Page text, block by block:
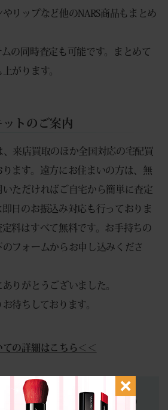
リップなど他のNARS商品もまとめ
の同時査定も可能です。まとめて
がります。
トのご案内
、来店買取のほか全国対応の宅配買
ます。遠方にお住まいの方は、無
ただければご自宅から簡単に査定
日のお振込み対応も行っておりま
料はすべて無料です。お手持ちの
フォームからお申し込みくださ
りがとうございました。
待ちしております。
の詳細はこちら＜＜
なります。商品の販売は行っており